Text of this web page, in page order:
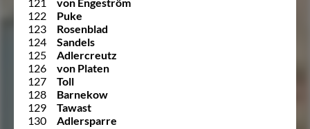
121
von Engeström
122
Puke
123
Rosenblad
124
Sandels
125
Adlercreutz
126
von Platen
127
Toll
128
Barnekow
129
Tawast
130
Adlersparre